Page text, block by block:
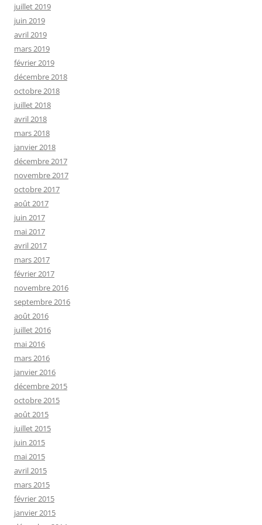
juillet 2019
juin 2019
avril 2019
mars 2019
février 2019
décembre 2018
octobre 2018
juillet 2018
avril 2018
mars 2018
janvier 2018
décembre 2017
novembre 2017
octobre 2017
août 2017
juin 2017
mai 2017
avril 2017
mars 2017
février 2017
novembre 2016
septembre 2016
août 2016
juillet 2016
mai 2016
mars 2016
janvier 2016
décembre 2015
octobre 2015
août 2015
juillet 2015
juin 2015
mai 2015
avril 2015
mars 2015
février 2015
janvier 2015